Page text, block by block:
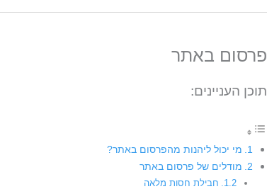
פרסום באתר
תוכן העניינים:
מי יכול ליהנות מהפרסום באתר?
מודלים של פרסום באתר
חבילת חסות מלאה